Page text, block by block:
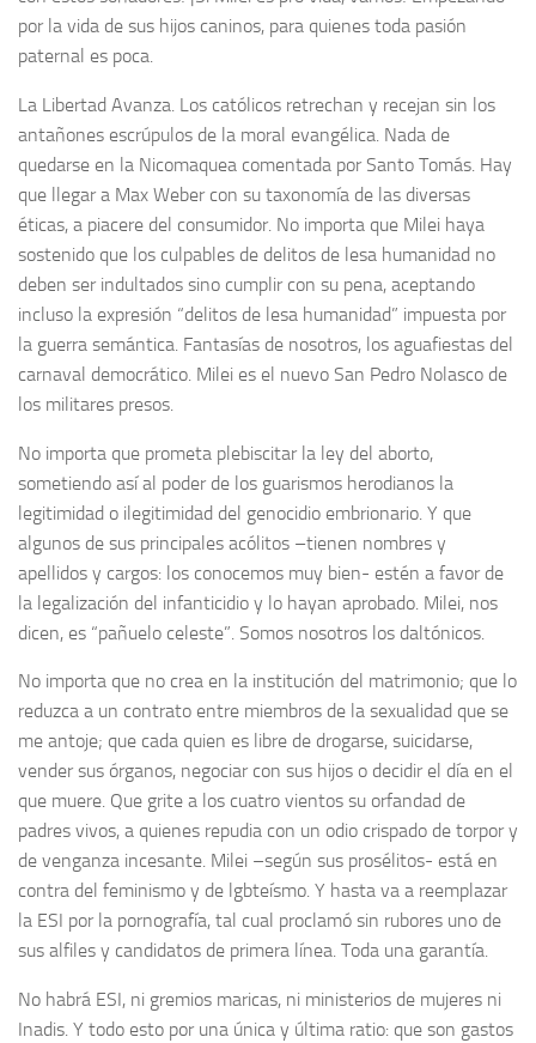
por la vida de sus hijos caninos, para quienes toda pasión
paternal es poca.
La Libertad Avanza. Los católicos retrechan y recejan sin los
antañones escrúpulos de la moral evangélica. Nada de
quedarse en la Nicomaquea comentada por Santo Tomás. Hay
que llegar a Max Weber con su taxonomía de las diversas
éticas, a piacere del consumidor. No importa que Milei haya
sostenido que los culpables de delitos de lesa humanidad no
deben ser indultados sino cumplir con su pena, aceptando
incluso la expresión “delitos de lesa humanidad” impuesta por
la guerra semántica. Fantasías de nosotros, los aguafiestas del
carnaval democrático. Milei es el nuevo San Pedro Nolasco de
los militares presos.
No importa que prometa plebiscitar la ley del aborto,
sometiendo así al poder de los guarismos herodianos la
legitimidad o ilegitimidad del genocidio embrionario. Y que
algunos de sus principales acólitos –tienen nombres y
apellidos y cargos: los conocemos muy bien- estén a favor de
la legalización del infanticidio y lo hayan aprobado. Milei, nos
dicen, es “pañuelo celeste”. Somos nosotros los daltónicos.
No importa que no crea en la institución del matrimonio; que lo
reduzca a un contrato entre miembros de la sexualidad que se
me antoje; que cada quien es libre de drogarse, suicidarse,
vender sus órganos, negociar con sus hijos o decidir el día en el
que muere. Que grite a los cuatro vientos su orfandad de
padres vivos, a quienes repudia con un odio crispado de torpor y
de venganza incesante. Milei –según sus prosélitos- está en
contra del feminismo y de lgbteísmo. Y hasta va a reemplazar
la ESI por la pornografía, tal cual proclamó sin rubores uno de
sus alfiles y candidatos de primera línea. Toda una garantía.
No habrá ESI, ni gremios maricas, ni ministerios de mujeres ni
Inadis. Y todo esto por una única y última ratio: que son gastos